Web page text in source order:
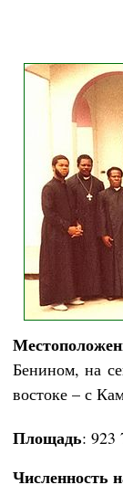
Бенином, на
востоке – с
Площадь: 923
Численность